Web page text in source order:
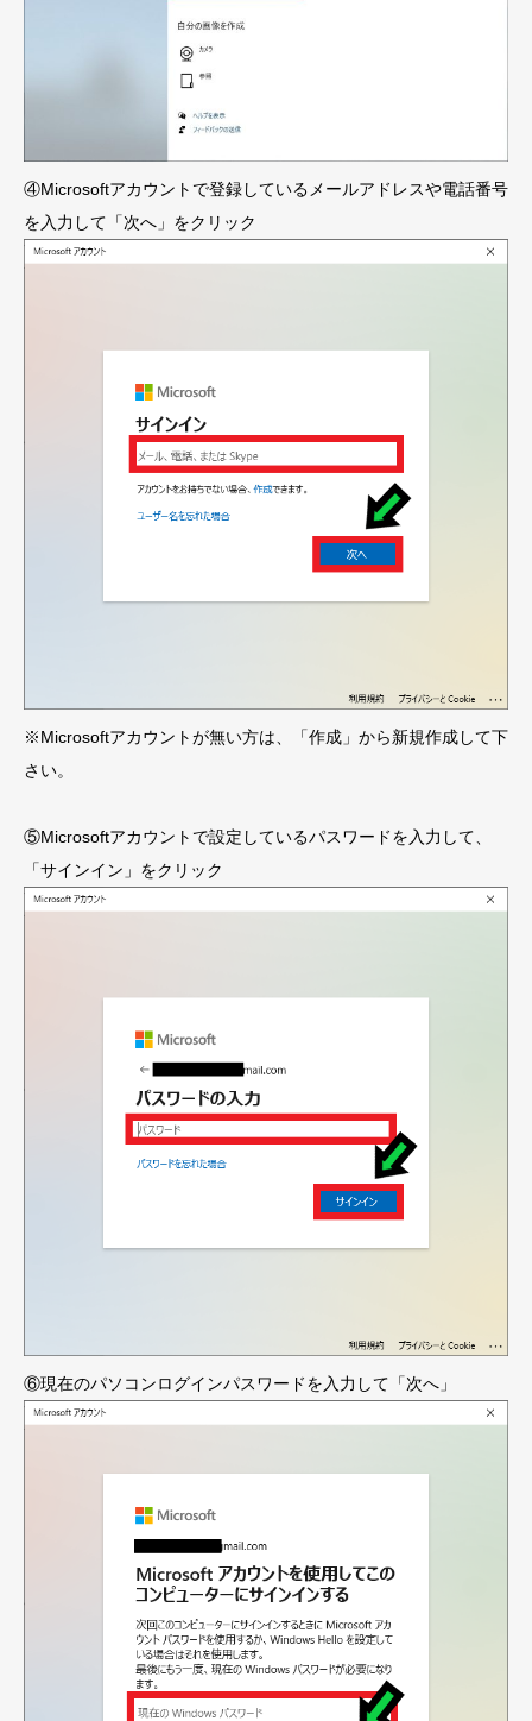
④Microsoftアカウントで登録しているメールアドレスや電話番号
を入力して「次へ」をクリック
※Microsoftアカウントが無い方は、「作成」から新規作成して下
さい。
⑤Microsoftアカウントで設定しているパスワードを入力して、
「サインイン」をクリック
⑥現在のパソコンログインパスワードを入力して「次へ」